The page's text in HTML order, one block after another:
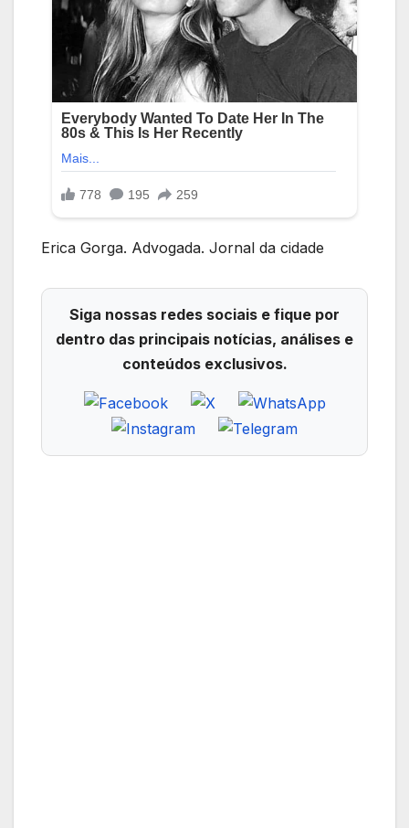
Erica Gorga. Advogada. Jornal da cidade
Siga nossas redes sociais e fique por
dentro das principais notícias, análises e
conteúdos exclusivos.